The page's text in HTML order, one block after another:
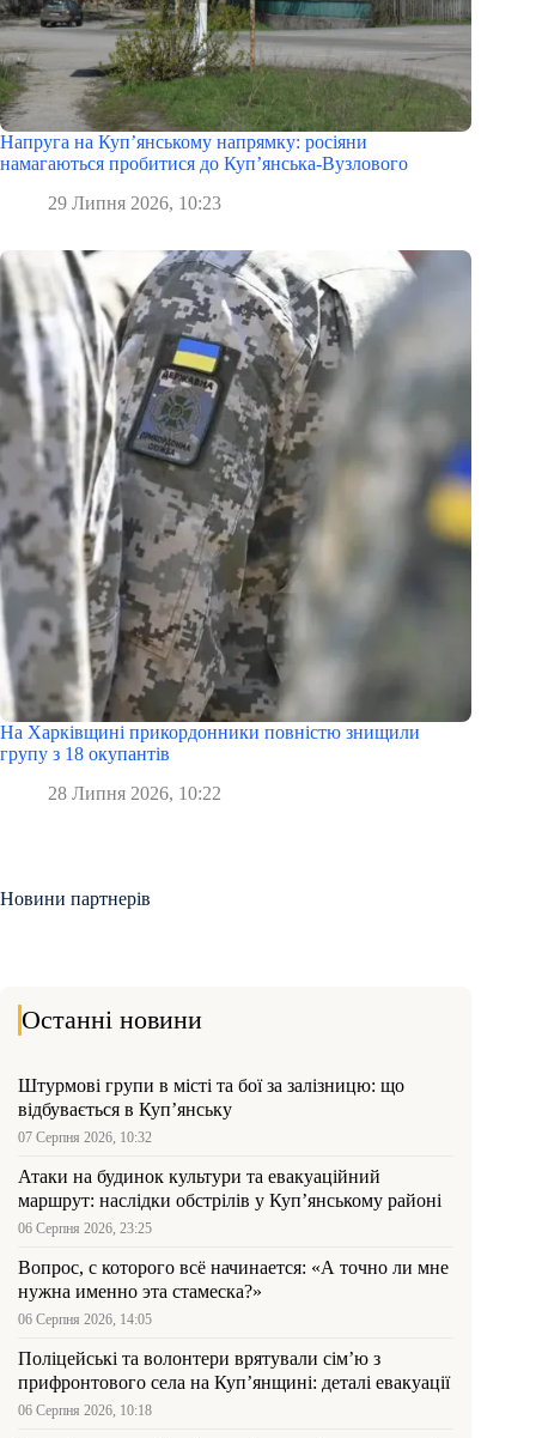
Напруга на Куп’янському напрямку: росіяни
намагаються пробитися до Куп’янська-Вузлового
29 Липня 2026, 10:23
На Харківщині прикордонники повністю знищили
групу з 18 окупантів
28 Липня 2026, 10:22
Новини партнерів
Останні новини
Штурмові групи в місті та бої за залізницю: що
відбувається в Куп’янську
07 Серпня 2026, 10:32
Атаки на будинок культури та евакуаційний
маршрут: наслідки обстрілів у Куп’янському районі
06 Серпня 2026, 23:25
Вопрос, с которого всё начинается: «А точно ли мне
нужна именно эта стамеска?»
06 Серпня 2026, 14:05
Поліцейські та волонтери врятували сім’ю з
прифронтового села на Куп’янщині: деталі евакуації
06 Серпня 2026, 10:18